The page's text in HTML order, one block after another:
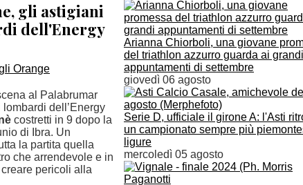
Arianna Chiorboli, una giovane
del triathlon azzurro guarda ai grandi
appuntamenti di settembre
giovedì 06 agosto
Serie D, ufficiale il girone A: l'Asti
un campionato sempre più
ligure
mercoledì 05 agosto
gli astigiani
dell'Energy
al Palabrumar
dell’Energy
costretti in 9 dopo la
di Ibra. Un
la partita quella
che arrendevole e in
pericoli alla